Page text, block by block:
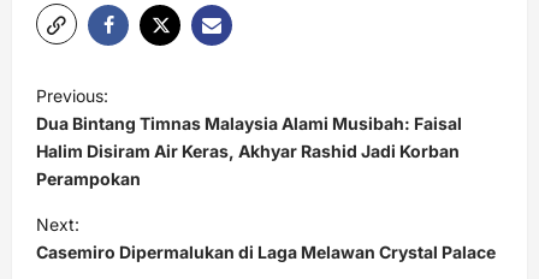
o
s
t
n
a
Previous:
Dua Bintang Timnas Malaysia Alami Musibah: Faisal
Halim Disiram Air Keras, Akhyar Rashid Jadi Korban
Perampokan
Next:
Casemiro Dipermalukan di Laga Melawan Crystal Palace